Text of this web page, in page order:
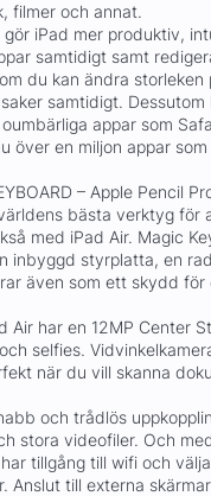
filmer och annat.
gör iPad mer produktiv,
samtidigt samt
du kan ändra storleken
samtidigt.
appar som
över en miljon appar
– Apple Pencil
bästa verktyg för
med iPad Air. Magic
inbyggd styrplatta, en
även som ett skydd för
Air har en 12MP Center
selfies.
när du vill skanna
och trådlös
stora videofiler. Och
tillgång till wifi och
Anslut till externa